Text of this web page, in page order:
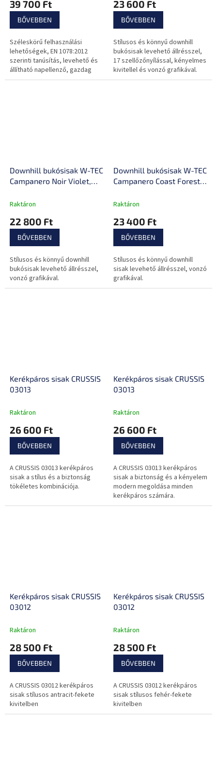
39 700 Ft
BŐVEBBEN
Széleskörű felhasználási
lehetőségek, EN 1078:2012
szerinti tanúsítás, levehető és
állítható napellenző, gazdag
szellőzés, vonzó
belső párnázás, EN 1078
szabvány
23 600 Ft
BŐVEBBEN
Stílusos és könnyű downhill
bukósisak levehető állrésszel,
17 szellőzőnyílással, kényelmes
kivitellel és vonzó grafikával.
Downhill bukósisak W-TEC
Campanero Noir Violet,
állpántos rögzítés, 17
szellőzőnyílás
Raktáron
22 800 Ft
BŐVEBBEN
Stílusos és könnyű downhill
bukósisak levehető állrésszel,
vonzó grafikával.
Downhill bukósisak W-TEC
Campanero Coast Forest,
állpántos rögzítés, 17
szellőzőnyílás
Raktáron
23 400 Ft
BŐVEBBEN
Stílusos és könnyű downhill
sisak levehető állrésszel, vonzó
grafikával.
Kerékpáros sisak CRUSSIS
03013
Raktáron
26 600 Ft
BŐVEBBEN
A CRUSSIS 03013 kerékpáros
sisak a stílus és a biztonság
tökéletes kombinációja.
Kerékpáros sisak CRUSSIS
03013
Raktáron
26 600 Ft
BŐVEBBEN
A CRUSSIS 03013 kerékpáros
sisak a biztonság és a kényelem
modern megoldása minden
kerékpáros számára.
Kerékpáros sisak CRUSSIS
03012
Raktáron
28 500 Ft
BŐVEBBEN
A CRUSSIS 03012 kerékpáros
sisak stílusos antracit-fekete
kivitelben
Kerékpáros sisak CRUSSIS
03012
Raktáron
28 500 Ft
BŐVEBBEN
A CRUSSIS 03012 kerékpáros
sisak stílusos fehér-fekete
kivitelben